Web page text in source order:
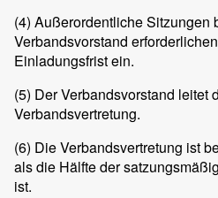
(4) Außerordentliche Sitzungen
Verbandsvorstand
Einladungsfrist ein.
(5) Der Verbandsvorstand leitet
Verbandsvertretung.
(6) Die Verbandsvertretung ist
als die Hälfte der
ist.